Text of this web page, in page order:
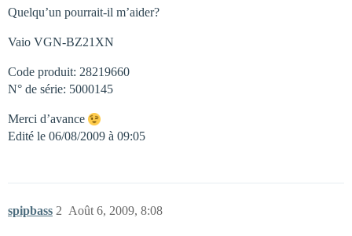
Quelqu’un pourrait-il m’aider?
Vaio VGN-BZ21XN
Code produit: 28219660
N° de série: 5000145
Merci d’avance
Edité le 06/08/2009 à 09:05
spipbass Août 6, 2009, 8:08
2